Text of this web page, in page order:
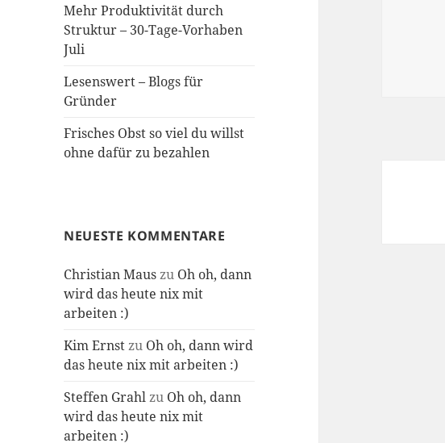
Mehr Produktivität durch
Struktur – 30-Tage-Vorhaben
Juli
Lesenswert – Blogs für
Gründer
Frisches Obst so viel du willst
ohne dafür zu bezahlen
NEUESTE KOMMENTARE
Christian Mauszu Oh oh, dann
wird das heute nix mit
arbeiten :)
Kim Ernstzu Oh oh, dann wird
das heute nix mit arbeiten :)
Steffen Grahlzu Oh oh, dann
wird das heute nix mit
arbeiten :)